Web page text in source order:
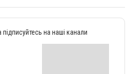
на наші канали